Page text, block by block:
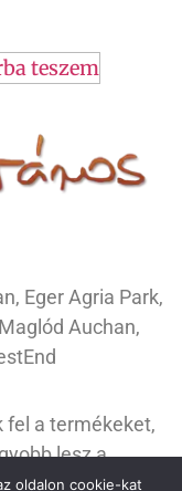
teszem
Eger Agria Park,
Auchan,
a termékeket,
lesz a
kedvedre!
oldalon cookie-kat